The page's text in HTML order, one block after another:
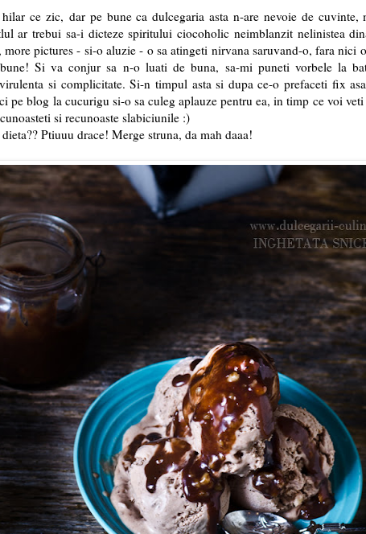
ce zic, dar pe bune ca dulcegaria asta n-are nevoie de cuvinte,
ar trebui sa-i dicteze spiritului ciocoholic neimblanzit nelinistea
more pictures - si-o aluzie - o sa atingeti nirvana saruvand-o, fara nici
Si va conjur sa n-o luati de buna, sa-mi puneti vorbele la
si complicitate. Si-n timpul asta si dupa ce-o prefaceti fix
pe blog la cucurigu si-o sa culeg aplauze pentru ea, in timp ce voi
si recunoaste slabiciunile :)
Ptiuuu drace! Merge struna, da mah daaa!